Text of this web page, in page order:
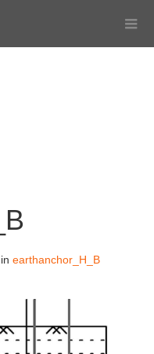
in earthanchor_H_B